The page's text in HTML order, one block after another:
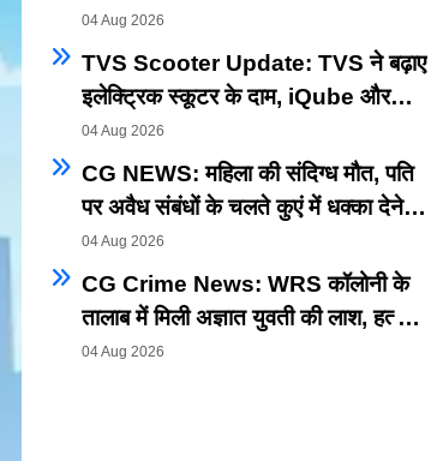
वाहन जलकर राख
04 Aug 2026
TVS Scooter Update: TVS ने बढ़ाए
इलेक्ट्रिक स्कूटर के दाम, iQube और
Orbiter के कई वेरिएंट हुए महंगे
04 Aug 2026
CG NEWS: महिला की संदिग्ध मौत, पति
पर अवैध संबंधों के चलते कुएं में धक्का देने
का आरोप, जांच की मांग
04 Aug 2026
CG Crime News: WRS कॉलोनी के
तालाब में मिली अज्ञात युवती की लाश, हत्या-
हादसा या आत्महत्या? जांच में जुटी पुलिस
04 Aug 2026